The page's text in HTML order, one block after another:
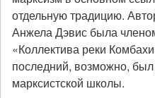
отдельную традицию.
Анжела Дэвис была
«Коллектива реки
последний, возможно,
марксистской школы.